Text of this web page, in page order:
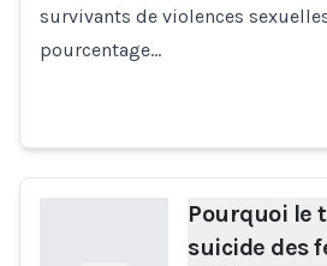
survivants de violences
pourcentage…
Pourquoi le
suicide des